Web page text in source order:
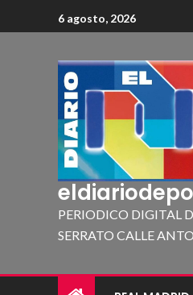
6 agosto, 2026
PERIODICO DIGITAL
SERRATO CALLE